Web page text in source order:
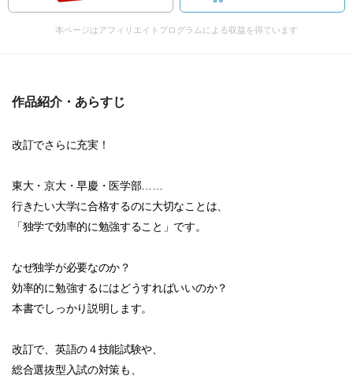
本ページはアフィリエイトプログラムによる収益を得ています
作品紹介・あらすじ
改訂でさらに充実！
東大・京大・早慶・医学部……
行きたい大学に合格するのに大切なことは、
「独学で効率的に勉強すること」です。
なぜ独学が必要なのか？
効率的に勉強するにはどうすればいいのか？
本書でしっかり説明します。
改訂で、英語の４技能試験や、
総合選抜型入試の対策も、